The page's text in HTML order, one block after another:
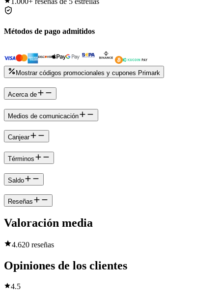
Métodos de pago admitidos
Mostrar códigos promocionales y cupones Primark
Acerca de
Medios de comunicación
Canjear
Términos
Saldo
Reseñas
Valoración media
4.620 reseñas
Opiniones de los clientes
4.5